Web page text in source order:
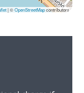
|©OpenStreetMapcontributors